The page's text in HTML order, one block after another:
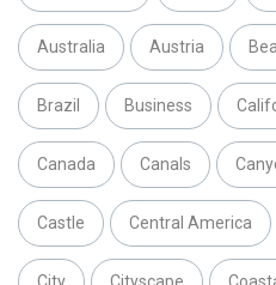
Australia Austria
Brazil Business
Canada Canals
Castle Central America